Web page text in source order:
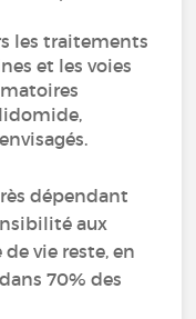
les traitements
et les voies
dépendant
aux
vie reste, en
70% des